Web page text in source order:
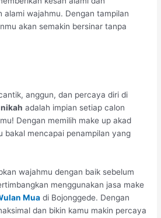
alami wajahmu. Dengan tampilan
akan semakin bersinar tanpa
anggun, dan percaya diri di
adalah impian setiap calon
Dengan memilih make up akad
bakal mencapai penampilan yang
wajahmu dengan baik sebelum
menggunakan jasa make
Mua di Bojonggede. Dengan
dan bikin kamu makin percaya